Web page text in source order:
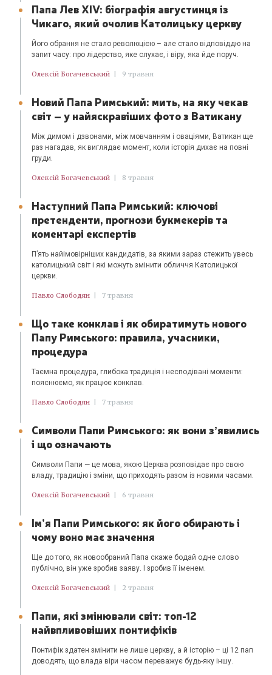
Папа Лев XIV: біографія августинця із
Чикаго, який очолив Католицьку церкву
Його обрання не стало революцією – але стало відповіддю на
запит часу: про лідерство, яке слухає, і віру, яка йде поруч.
Олексій Богачевський | 9 травня
Новий Папа Римський: мить, на яку чекав
світ – у найяскравіших фото з Ватикану
Між димом і дзвонами, між мовчанням і оваціями, Ватикан ще
раз нагадав, як виглядає момент, коли історія дихає на повні
груди.
Олексій Богачевський | 8 травня
Наступний Папа Римський: ключові
претенденти, прогнози букмекерів та
коментарі експертів
П’ять найімовірніших кандидатів, за якими зараз стежить увесь
католицький світ і які можуть змінити обличчя Католицької
церкви.
Павло Слободян | 7 травня
Що таке конклав і як обиратимуть нового
Папу Римського: правила, учасники,
процедура
Таємна процедура, глибока традиція і несподівані моменти:
пояснюємо, як працює конклав.
Павло Слободян | 7 травня
Символи Папи Римського: як вони зʼявились
і що означають
Символи Папи — це мова, якою Церква розповідає про свою
владу, традицію і зміни, що приходять разом із новими часами.
Олексій Богачевський | 6 травня
Ім’я Папи Римського: як його обирають і
чому воно має значення
Ще до того, як новообраний Папа скаже бодай одне слово
публічно, він уже зробив заяву. І зробив її іменем.
Олексій Богачевський | 2 травня
Папи, які змінювали світ: топ-12
найвпливовіших понтифіків
Понтифік здатен змінити не лише церкву, а й історію – ці 12 пап
доводять, що влада віри часом переважує будь-яку іншу.